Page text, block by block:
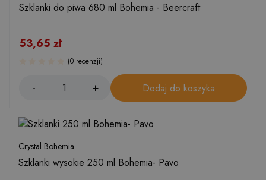
Szklanki do piwa 680 ml Bohemia - Beercraft
53,65 zł
(0 recenzji)
Dodaj do koszyka
Crystal Bohemia
Szklanki wysokie 250 ml Bohemia- Pavo